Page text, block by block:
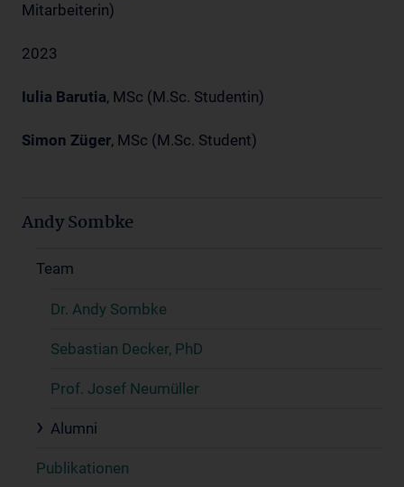
Mitarbeiterin)
2023
Iulia Barutia, MSc (M.Sc. Studentin)
Simon Züger, MSc (M.Sc. Student)
Andy Sombke
Team
Dr. Andy Sombke
Sebastian Decker, PhD
Prof. Josef Neumüller
Alumni
Publikationen